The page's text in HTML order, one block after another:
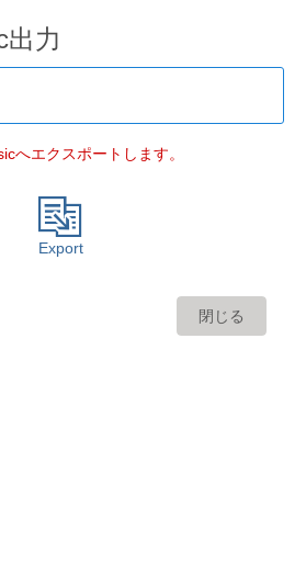
出力
へエクスポートします。
Export